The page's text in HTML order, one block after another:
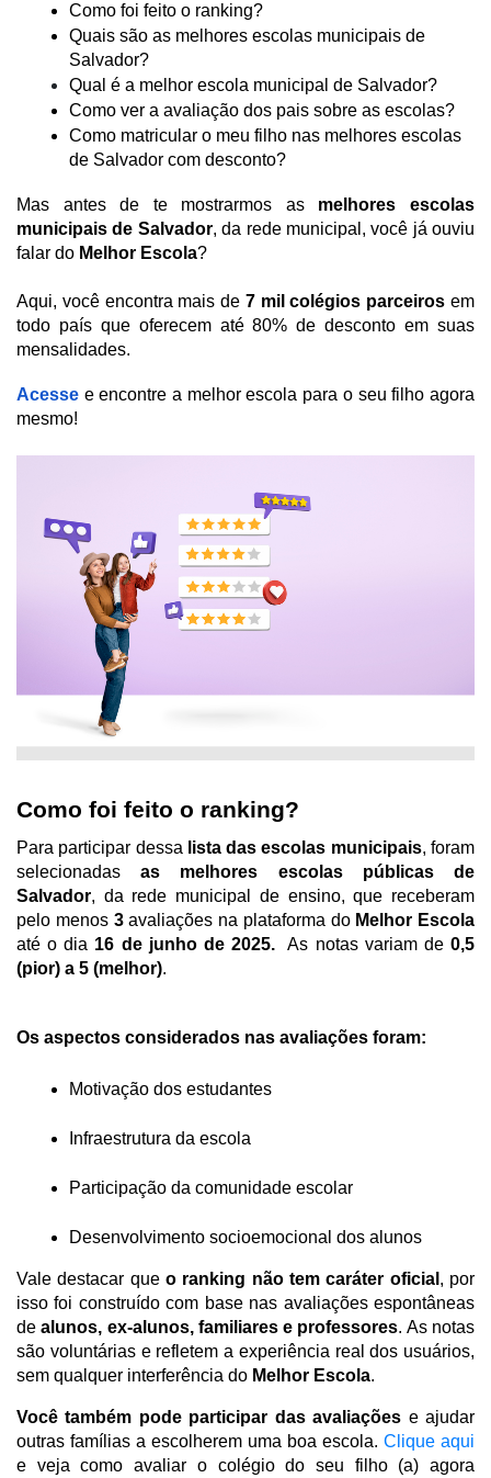
Como foi feito o ranking?
Quais são as melhores escolas municipais de
Salvador?
Qual é a melhor escola municipal de Salvador?
Como ver a avaliação dos pais sobre as escolas?
Como matricular o meu filho nas melhores escolas
de Salvador com desconto?
Mas antes de te mostrarmos as melhores escolas
municipais de Salvador, da rede municipal, você já ouviu
falar do Melhor Escola?
Aqui, você encontra mais de 7 mil colégios parceiros em
todo país que oferecem até 80% de desconto em suas
mensalidades.
Acesse e encontre a melhor escola para o seu filho agora
mesmo!
Como foi feito o ranking?
Para participar dessa lista das escolas municipais, foram
selecionadas as melhores escolas públicas de
Salvador, da rede municipal de ensino, que receberam
pelo menos 3 avaliações na plataforma do
até o dia 16 de junho de 2025. As notas variam de 0,5
(pior) a 5 (melhor).
Os aspectos considerados nas avaliações foram:
Motivação dos estudantes
Infraestrutura da escola
Participação da comunidade escolar
Desenvolvimento socioemocional dos alunos
Vale destacar que o ranking não tem caráter oficial , por
isso foi construído com base nas avaliações espontâneas
de alunos, ex-alunos, familiares e professores. As notas
são voluntárias e refletem a experiência real dos usuários,
sem qualquer interferência do Melhor Escola.
Você também pode participar das avaliações e ajudar
outras famílias a escolherem uma boa escola. Clique aqui
e veja como avaliar o colégio do seu filho (a) agora